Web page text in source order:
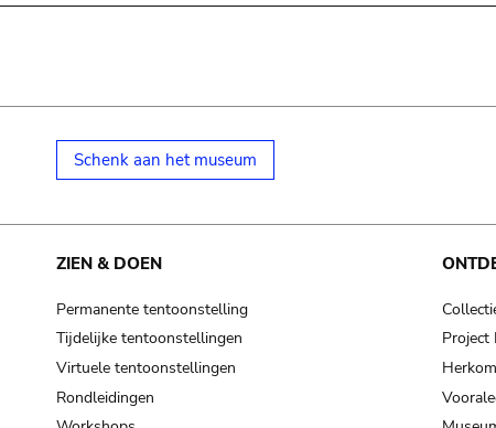
Schenk aan het museum
ZIEN & DOEN
Permanente tentoonstelling
Tijdelijke tentoonstellingen
Virtuele tentoonstellingen
Rondleidingen
Project